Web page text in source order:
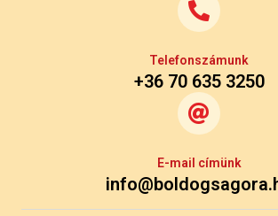
Telefonszámunk
+36 70 635 3250
E-mail címünk